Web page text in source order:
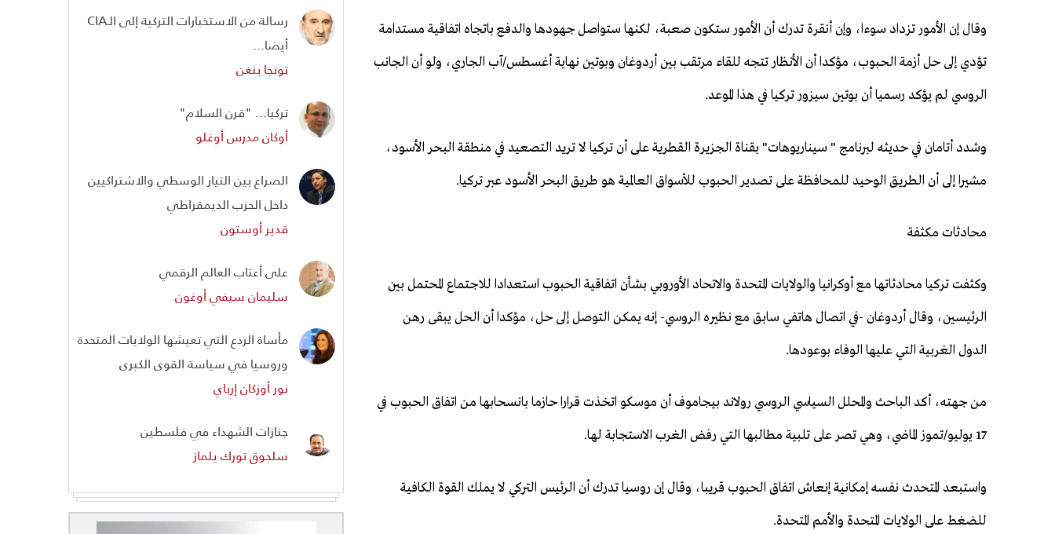
وقال إن الأمور تزداد سوءا، وإن أنقرة تدرك أن الأمور ستكون صعبة، لكنها ستواصل جهودها والدفع باتجاه اتفاقية مستدامة
تؤدي إلى حل أزمة الحبوب، مؤكدا أن الأنظار تتجه للقاء مرتقب بين أردوغان وبوتين نهاية أغسطس/آب الجاري، ولو أن الجانب
الروسي لم يؤكد رسميا أن بوتين سيزور تركيا في هذا الموعد.
وشدد أتامان في حديثه لبرنامج " سيناريوهات" بقناة الجزيرة القطرية على أن تركيا لا تريد التصعيد في منطقة البحر الأسود،
مشيرا إلى أن الطريق الوحيد للمحافظة على تصدير الحبوب للأسواق العالمية هو طريق البحر الأسود عبر تركيا.
محادثات مكثفة
وكثفت تركيا محادثاتها مع أوكرانيا والولايات المتحدة والاتحاد الأوروبي بشأن اتفاقية الحبوب استعدادا للاجتماع المحتمل بين
الرئيسين، وقال أردوغان -في اتصال هاتفي سابق مع نظيره الروسي- إنه يمكن التوصل إلى حل، مؤكدا أن الحل يبقى رهن
الدول الغربية التي عليها الوفاء بوعودها.
من جهته، أكد الباحث والمحلل السياسي الروسي رولاند بيجاموف أن موسكو اتخذت قرارا حازما بانسحابها من اتفاق الحبوب في
17 يوليو/تموز الماضي، وهي تصر على تلبية مطالبها التي رفض الغرب الاستجابة لها.
واستبعد المتحدث نفسه إمكانية إنعاش اتفاق الحبوب قريبا، وقال إن روسيا تدرك أن الرئيس التركي لا يملك القوة الكافية
للضغط على الولايات المتحدة والأمم المتحدة.
رسالة من الاستخبارات التركية إلى الـCIA
أيضا...
تونجا بنغن
تركيا... "قرن السلام"
أوكان مدرس أوغلو
الصراع بين التيار الوسطي والاشتراكيين
داخل الحزب الديمقراطي
قدير أوستون
على أعتاب العالم الرقمي
سليمان سيفي أوغون
مأساة الردع التي تعيشها الولايات المتحدة
وروسيا في سياسة القوى الكبرى
نور أوزكان إرباي
جنازات الشهداء في فلسطين
سلجوق تورك يلماز